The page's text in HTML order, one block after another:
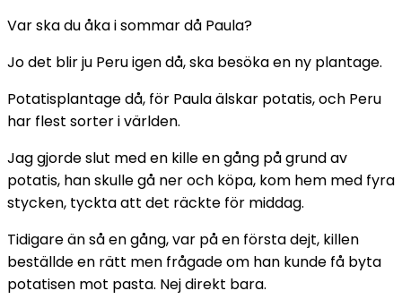
Var ska du åka i sommar då Paula?
Jo det blir ju Peru igen då, ska besöka en ny plantage.
Potatisplantage då, för Paula älskar potatis, och Peru
har flest sorter i världen.
Jag gjorde slut med en kille en gång på grund av
potatis, han skulle gå ner och köpa, kom hem med fyra
stycken, tyckta att det räckte för middag.
Tidigare än så en gång, var på en första dejt, killen
beställde en rätt men frågade om han kunde få byta
potatisen mot pasta. Nej direkt bara.